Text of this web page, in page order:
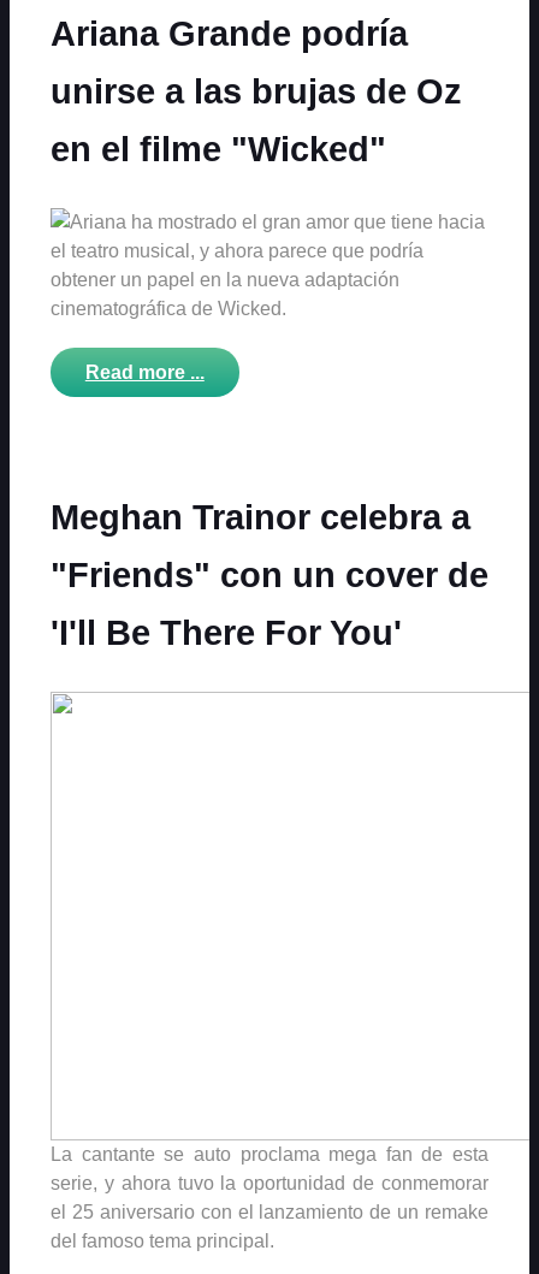
Ariana Grande podría
unirse a las brujas de Oz
en el filme "Wicked"
Ariana ha mostrado el gran amor que tiene hacia
el teatro musical, y ahora parece que podría
obtener un papel en la nueva adaptación
cinematográfica de Wicked.
Read more ...
Meghan Trainor celebra a
"Friends" con un cover de
'I'll Be There For You'
La cantante se auto proclama mega fan de esta
serie, y ahora tuvo la oportunidad de conmemorar
el 25 aniversario con el lanzamiento de un remake
del famoso tema principal.